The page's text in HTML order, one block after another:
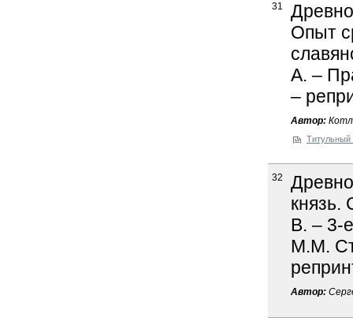
31
Опыт
А. –
–
Автор:
Титульный
32
князь.
В. – 3-
М.М.
Автор: